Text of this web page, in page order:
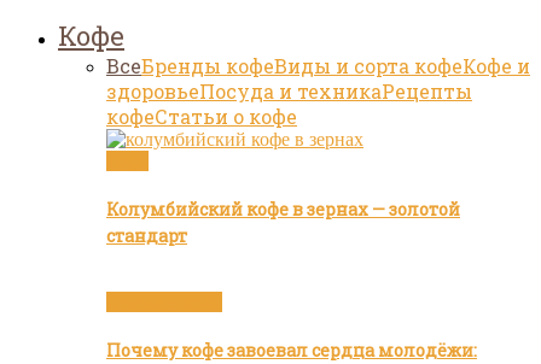
Кофе
ВсеБренды кофеВиды и сорта кофеКофе и
здоровьеПосуда и техникаРецепты
кофеСтатьи о кофе
Колумбийский кофе в зернах — золотой
стандарт
Почему кофе завоевал сердца молодёжи: